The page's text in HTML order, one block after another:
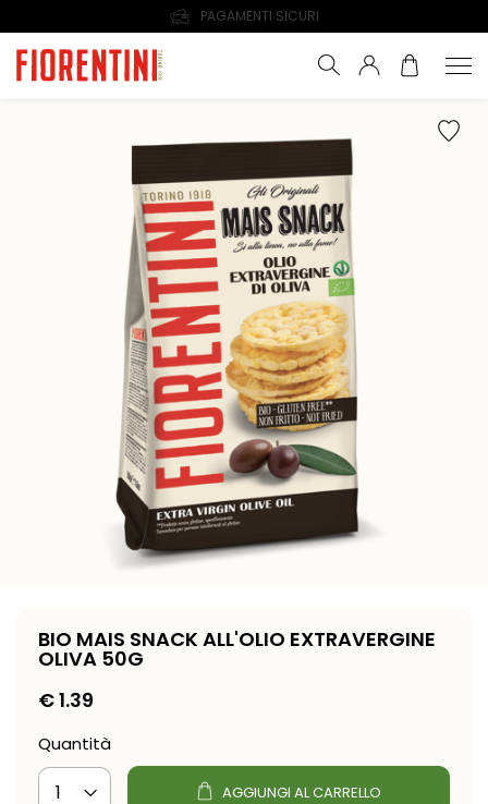
10% DI SCONTO SE TI ISCRIVI ALLA NEWSLETTER
BIO MAIS SNACK ALL'OLIO EXTRAVERGINE
OLIVA 50G
€1.39
Quantità
AGGIUNGI AL CARRELLO